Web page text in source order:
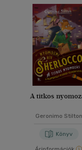
A titkos
Geronimo Stilton
Könyv